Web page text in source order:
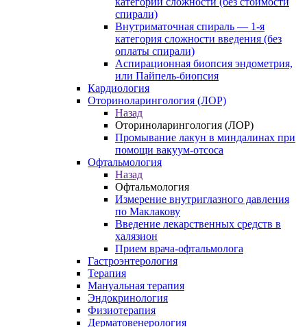
спирали)
Внутриматочная спираль — 1-я
категория сложности введения (без
оплаты спирали)
Аспирационная биопсия эндометрия,
или Пайпель-биопсия
Кардиология
Оториноларингология (ЛОР)
Назад
Оториноларингология (ЛОР)
Промывание лакун в миндалинах при
помощи вакуум-отсоса
Офтальмология
Назад
Офтальмология
Измерение внутриглазного давления
по Маклакову
Введение лекарственных средств в
халязион
Прием врача-офтальмолога
Гастроэнтерология
Терапия
Мануальная терапия
Эндокринология
Физиотерапия
Дерматовенерология